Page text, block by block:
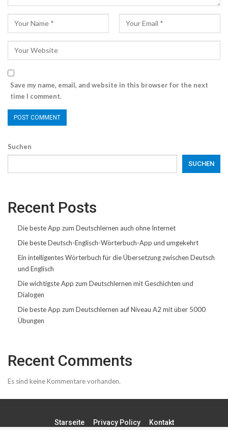
Save my name, email, and website in this browser for the next
time I comment.
Suchen
SUCHEN
Recent Posts
Die beste App zum Deutschlernen auch ohne Internet
Die beste Deutsch-Englisch-Wörterbuch-App und umgekehrt
Ein intelligentes Wörterbuch für die Übersetzung zwischen Deutsch
und Englisch
Die wichtigste App zum Deutschlernen mit Geschichten und
Dialogen
Die beste App zum Deutschlernen auf Niveau A2 mit über 5000
Übungen
Recent Comments
Es sind keine Kommentare vorhanden.
Starseite Privacy Policy Kontakt